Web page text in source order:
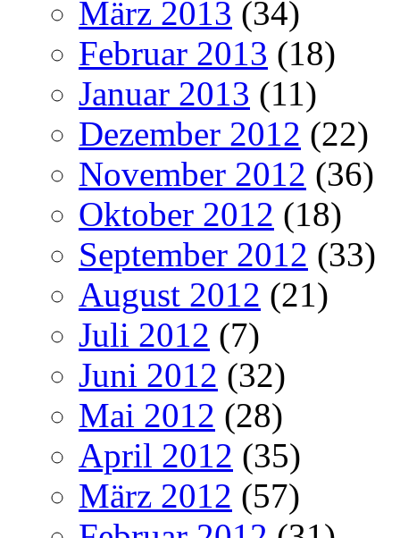
März 2013 (34)
Februar 2013 (18)
Januar 2013 (11)
Dezember 2012 (22)
November 2012 (36)
Oktober 2012 (18)
September 2012 (33)
August 2012 (21)
Juli 2012 (7)
Juni 2012 (32)
Mai 2012 (28)
April 2012 (35)
März 2012 (57)